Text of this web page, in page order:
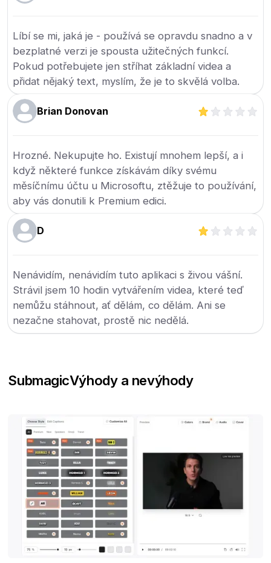
Líbí se mi, jaká je - používá se opravdu snadno a v
bezplatné verzi je spousta užitečných funkcí.
Pokud potřebujete jen stříhat základní videa a
přidat nějaký text, myslím, že je to skvělá volba.
Brian Donovan
Hrozné. Nekupujte ho. Existují mnohem lepší, a i
když některé funkce získávám díky svému
měsíčnímu účtu u Microsoftu, ztěžuje to používání,
aby vás donutili k Premium edici.
D
Nenávidím, nenávidím tuto aplikaci s živou vášní.
Strávil jsem 10 hodin vytvářením videa, které teď
nemůžu stáhnout, ať dělám, co dělám. Ani se
nezačne stahovat, prostě nic nedělá.
SubmagicVýhody a nevýhody